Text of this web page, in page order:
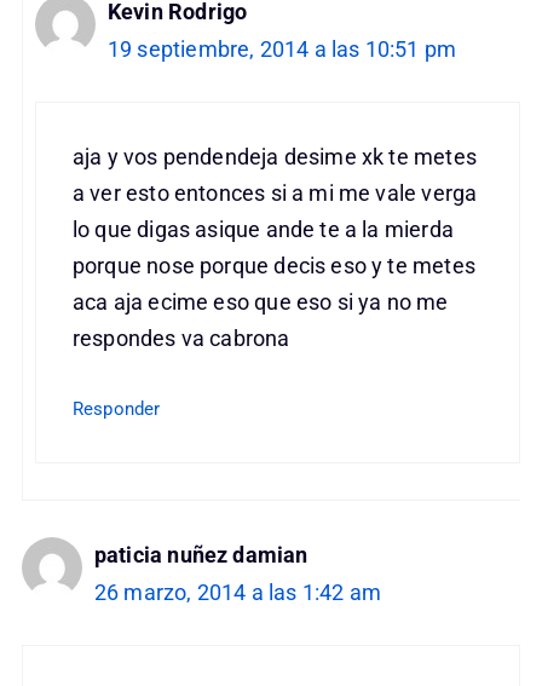
Kevin Rodrigo
19 septiembre, 2014 a las 10:51 pm
aja y vos pendendeja desime xk te metes
a ver esto entonces si a mi me vale verga
lo que digas asique ande te a la mierda
porque nose porque decis eso y te metes
aca aja ecime eso que eso si ya no me
respondes va cabrona
Responder
paticia nuñez damian
26 marzo, 2014 a las 1:42 am